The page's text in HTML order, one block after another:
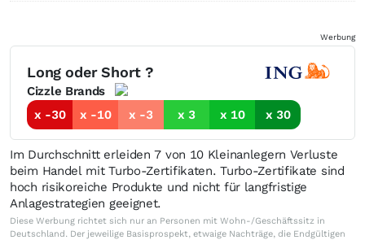
Werbung
Long oder Short ?
Cizzle Brands
x -30
x -10 x -3 x 3 x 10 x 30
Im Durchschnitt erleiden 7 von 10 Kleinanlegern Verluste
beim Handel mit Turbo-Zertifikaten. Turbo-Zertifikate sind
hoch risikoreiche Produkte und nicht für langfristige
Anlagestrategien geeignet.
Diese Werbung richtet sich nur an Personen mit Wohn-/Geschäftssitz in
Deutschland. Der jeweilige Basisprospekt, etwaige Nachträge, die Endgültigen